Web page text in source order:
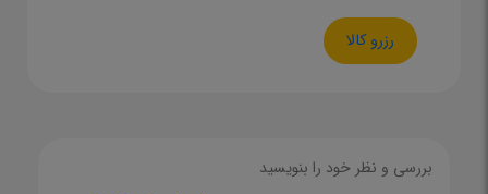
رزرو کالا
بررسی و نظر خود را بنویسید